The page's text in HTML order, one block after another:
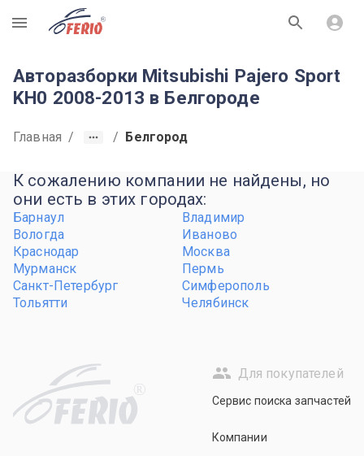
R
Авторазборки Mitsubishi Pajero Sport
KH0 2008-2013 в Белгороде
Главная / / Белгород
К сожалению компании не найдены, но
они есть в этих городах:
Барнаул
Владимир
Вологда
Иваново
Краснодар
Москва
Мурманск
Пермь
Санкт-Петербург
Симферополь
Тольятти
Челябинск
R
Для покупателей
Сервис поиска запчастей
Компании